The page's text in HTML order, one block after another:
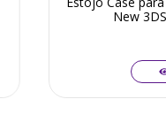
New